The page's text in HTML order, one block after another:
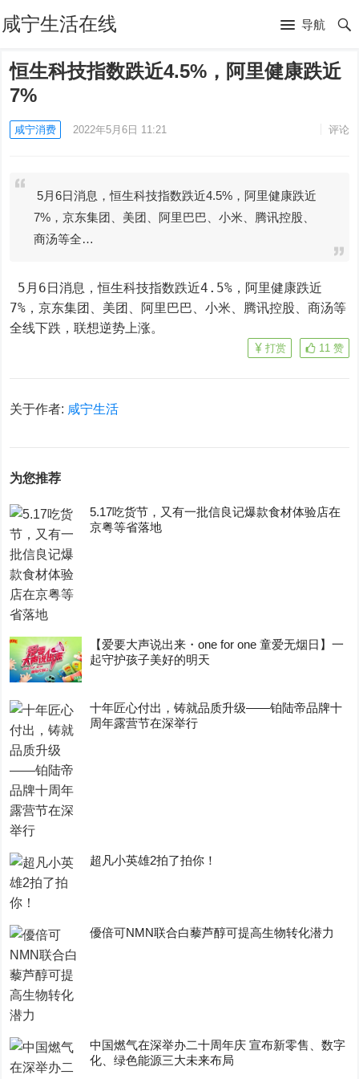
咸宁生活在线 导航
恒生科技指数跌近4.5%，阿里健康跌近
7%
咸宁消费 2022年5月6日 11:21 评论
5月6日消息，恒生科技指数跌近4.5%，阿里健康跌近
7%，京东集团、美团、阿里巴巴、小米、腾讯控股、
商汤等全…
5月6日消息，恒生科技指数跌近4.5%，阿里健康跌近
7%，京东集团、美团、阿里巴巴、小米、腾讯控股、商汤等
全线下跌，联想逆势上涨。
11 赞
打赏
关于作者: 咸宁生活
为您推荐
5.17吃货节，又有一批信良记爆款食材体验店在
京粤等省落地
【爱要大声说出来・one for one 童爱无烟日】一
起守护孩子美好的明天
十年匠心付出，铸就品质升级——铂陆帝品牌十
周年露营节在深举行
超凡小英雄2拍了拍你！
優倍可NMN联合白藜芦醇可提高生物转化潜力
中国燃气在深举办二十周年庆 宣布新零售、数字
化、绿色能源三大未来布局